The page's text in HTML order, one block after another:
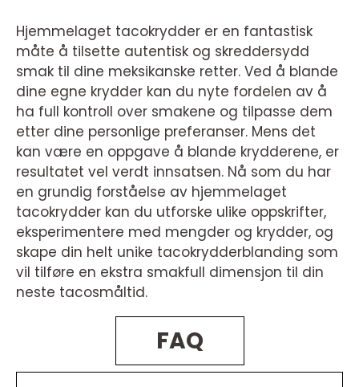
Hjemmelaget tacokrydder er en fantastisk
måte å tilsette autentisk og skreddersydd
smak til dine meksikanske retter. Ved å blande
dine egne krydder kan du nyte fordelen av å
ha full kontroll over smakene og tilpasse dem
etter dine personlige preferanser. Mens det
kan være en oppgave å blande krydderene, er
resultatet vel verdt innsatsen. Nå som du har
en grundig forståelse av hjemmelaget
tacokrydder kan du utforske ulike oppskrifter,
eksperimentere med mengder og krydder, og
skape din helt unike tacokrydderblanding som
vil tilføre en ekstra smakfull dimensjon til din
neste tacosmåltid.
FAQ